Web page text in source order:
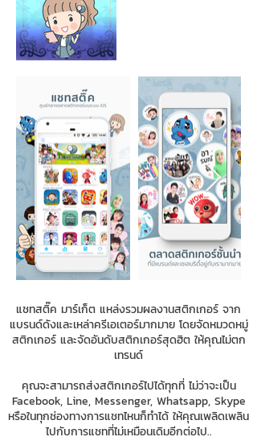
แชทสติ๊ค มาร์เก็ต แหล่งรวมผลงานสติกเกอร์ จาก
แบรนด์ดังและเหล่าครีเอเตอร์มากมาย โดยจัดหมวดหมู่
สติกเกอร์ และจัดอันดับสติกเกอร์สุดฮิต ให้คุณไม่ตก
เทรนด์
คุณจะสามารถส่งสติกเกอร์ไปได้ทุกที่ ไม่ว่าจะเป็น
Facebook, Line, Messenger, Whatsapp, Skype
หรือในทุกช่องทางการแชทไหนก็ทำได้ ให้คุณเพลิดเพลิน
ไปกับการแชทที่ไม่เหมือนเดิมอีกต่อไป..